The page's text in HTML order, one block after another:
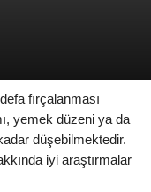
fırçalanması
yemek düzeni ya da
düşebilmektedir.
iyi araştırmalar